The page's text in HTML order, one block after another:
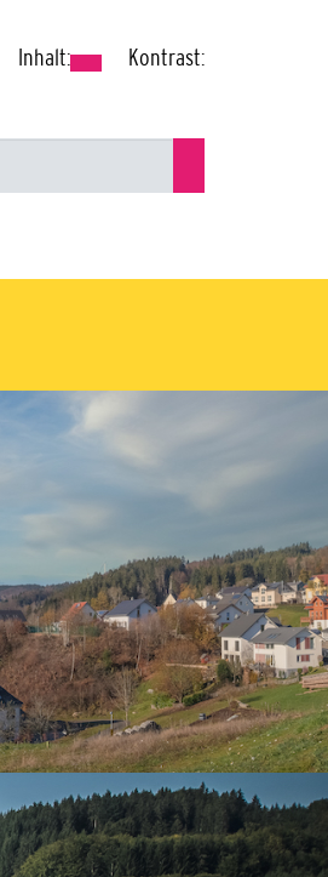
Inhalt: Kontrast: